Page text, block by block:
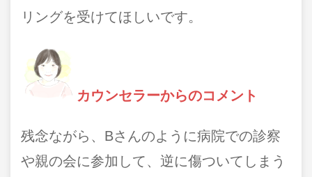
リングを受けてほしいです。
カウンセラーからのコメント
残念ながら、Bさんのように病院での診察
や親の会に参加して、逆に傷ついてしまう